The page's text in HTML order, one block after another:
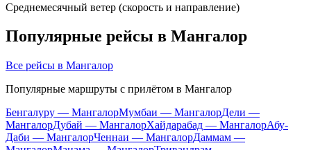
Среднемесячный ветер (скорость и направление)
Популярные рейсы в Мангалор
Все рейсы в Мангалор
Популярные маршруты с прилётом в Мангалор
Бенгалуру — МангалорМумбаи — МангалорДели —
МангалорДубай — МангалорХайдарабад — МангалорАбу-
Даби — МангалорЧеннаи — МангалорДаммам —